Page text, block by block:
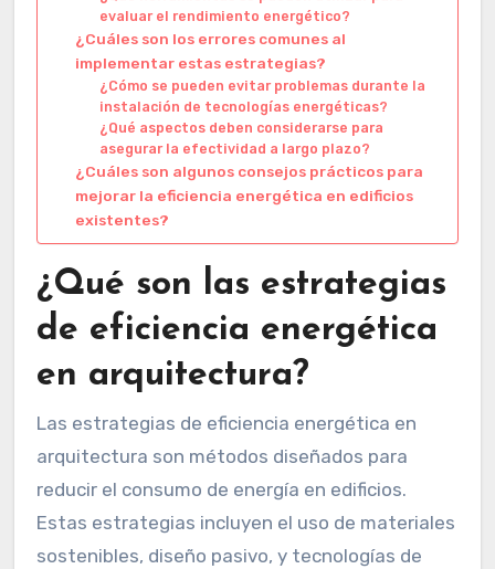
evaluar el rendimiento energético?
¿Cuáles son los errores comunes al
implementar estas estrategias?
¿Cómo se pueden evitar problemas durante la
instalación de tecnologías energéticas?
¿Qué aspectos deben considerarse para
asegurar la efectividad a largo plazo?
¿Cuáles son algunos consejos prácticos para
mejorar la eficiencia energética en edificios
existentes?
¿Qué son las estrategias
de eficiencia energética
en arquitectura?
Las estrategias de eficiencia energética en
arquitectura son métodos diseñados para
reducir el consumo de energía en edificios.
Estas estrategias incluyen el uso de materiales
sostenibles, diseño pasivo, y tecnologías de